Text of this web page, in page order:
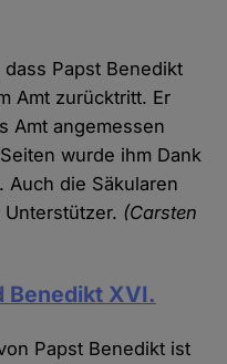
Papst Benedikt
Amt zurücktritt. Er
Amt angemessen
wurde ihm Dank
Auch die Säkularen
(Carsten
Benedikt XVI.
Papst Benedikt ist